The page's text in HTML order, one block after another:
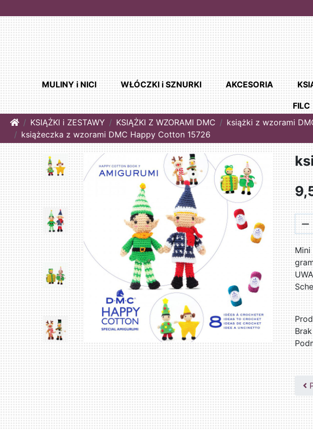
MULINY i NICI WŁÓCZKI i SZNURKI AKCESORIA
FILC
HomeKSIĄŻKI i ZESTAWY KSIĄŻKI Z WZORAMI DMC
książki z wzorami
książeczka z wzorami DMC Happy Cotton 15726